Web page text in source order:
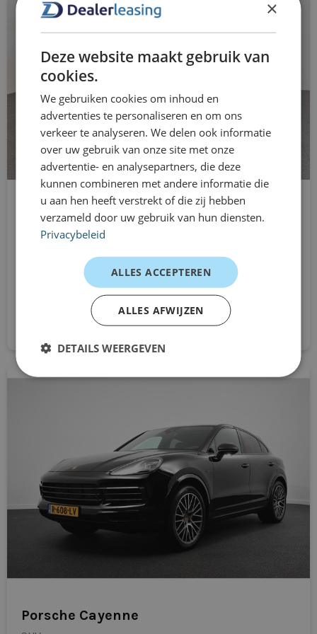
Dealerleasing 1–12 maanden
Dealerleasing is ideaal voor ondernemers die flexibiliteit
willen behouden. Je least de Jeep Avenger al vanaf 1
maand, zonder vast te zitten aan langdurige
leasecontracten. Ideaal bij tijdelijke inzet, groei van het
bedrijf of wanneer je snel wilt kunnen schakelen.
Contracten zijn per maand opzegbaar en eenvoudig aan
te passen aan jouw situatie.
Klantervaringen
ZZP’er – dagelijks zakelijk gebruik
“Compact, comfortabel en ziet er gewoon goed uit.”
Ondernemer – representatief rijden
“Stoer en modern. Past perfect bij mijn bedrijf.”
Waarom kiezen voor Dealerleasing
Direct rijden – snel beschikbaar uit voorraad
Per maand opzegbaar – maximale flexibiliteit
Laagste prijsgarantie – altijd scherp geprijsd
Geen jaarcijfers nodig – ook voor starters en zzp’ers
Levering op locatie – wij bezorgen de auto waar jij wilt
Met Dealerleasing kies je voor nu flexibel leasen,
elektrische ramen voor
Elektronisch Stabiliteits Programma
hill hold functie
keyless start
LED dagrijverlichting
LED koplampen
multimedia-voorbereiding
multimedia scherm klein
oplaadmogelijkheid
passagiersairbag
RDW-leges
regensensor
rijstrooksensor met correctie
stuurbekrachtiging
stuurwiel multifunctioneel
vermoeidheids herkenning
volledig digitaal instrumentenpaneel
Renault Arkana
1.6 E-Tech full hybrid 145 techno
/mnd excl. btw
Direct aanvragen
Porsche Cayenne
×
Deze website maakt gebruik van
cookies.
We gebruiken cookies om inhoud en
advertenties te personaliseren en om ons
verkeer te analyseren. We delen ook informatie
over uw gebruik van onze site met onze
advertentie- en analysepartners, die deze
kunnen combineren met andere informatie die
u aan hen heeft verstrekt of die zij hebben
verzameld door uw gebruik van hun diensten.
Privacybeleid
ALLES ACCEPTEREN
ALLES AFWIJZEN
DETAILS WEERGEVEN